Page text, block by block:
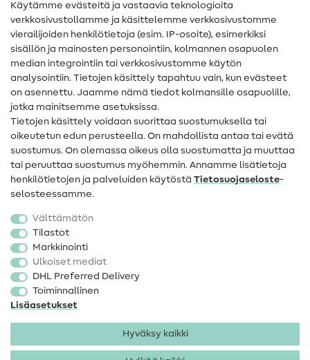
Ompelusanasto
Ompeluohjeet
Apua ja yhteystiedot
Yhteystiedot
Tietoa omistajanvaihdoksesta
FAQ
Peruutusoikeus
Suosittu
Kankaat
Ompelutarvikkeet
Ale
Käytämme evästeitä ja vastaavia teknologioita
verkkosivustollamme ja käsittelemme verkkosivustomme
vierailijoiden henkilötietoja (esim. IP-osoite), esimerkiksi
sisällön ja mainosten personointiin, kolmannen osapuolen
median integrointiin tai verkkosivustomme käytön
analysointiin. Tietojen käsittely tapahtuu vain, kun evästeet
on asennettu. Jaamme nämä tiedot kolmansille osapuolille,
jotka mainitsemme asetuksissa.
Tietojen käsittely voidaan suorittaa suostumuksella tai
oikeutetun edun perusteella. On mahdollista antaa tai evätä
suostumus. On olemassa oikeus olla suostumatta ja muuttaa
tai peruuttaa suostumus myöhemmin. Annamme lisätietoja
henkilötietojen ja palveluiden käytöstä Tietosuojaseloste-
selosteessamme.
Välttämätön
Tilastot
Markkinointi
Ulkoiset mediat
DHL Preferred Delivery
Toiminnallinen
Lisäasetukset
Hyväksy kaikki